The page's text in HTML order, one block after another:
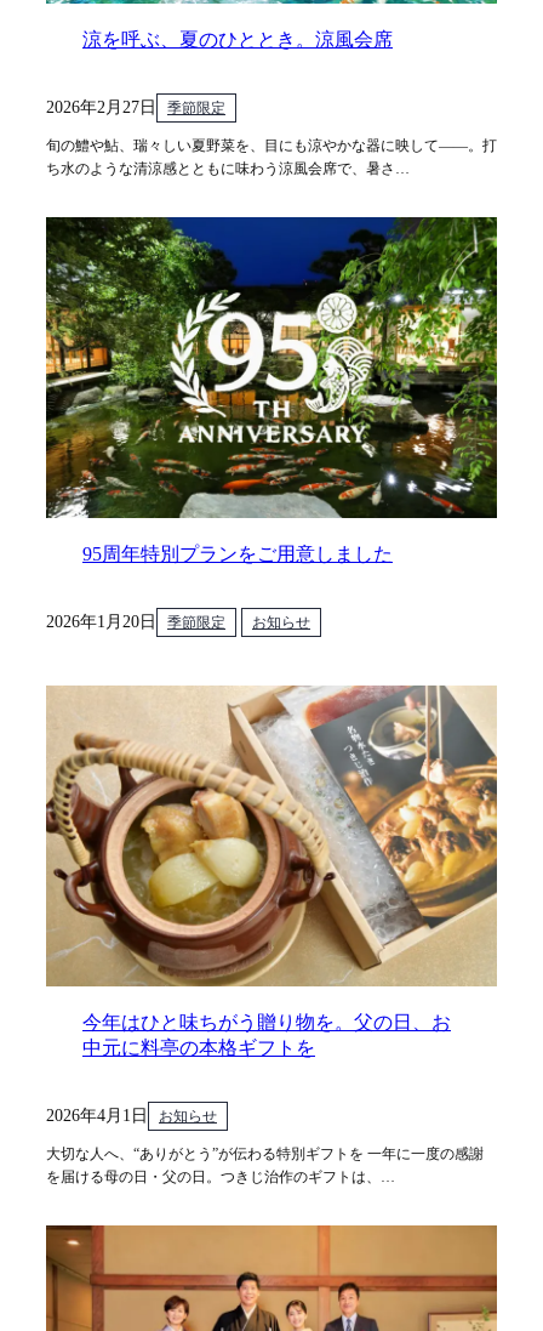
涼を呼ぶ、夏のひととき。涼風会席
2026年2月27日 季節限定
旬の鱧や鮎、瑞々しい夏野菜を、目にも涼やかな器に映して——。打
ち水のような清涼感とともに味わう涼風会席で、暑さ…
95周年特別プランをご用意しました
2026年1月20日 季節限定 お知らせ
今年はひと味ちがう贈り物を。父の日、お
中元に料亭の本格ギフトを
2026年4月1日 お知らせ
大切な人へ、“ありがとう”が伝わる特別ギフトを 一年に一度の感謝
を届ける母の日・父の日。つきじ治作のギフトは、…